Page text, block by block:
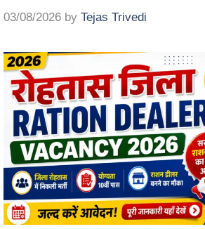
03/08/2026 by Tejas Trivedi